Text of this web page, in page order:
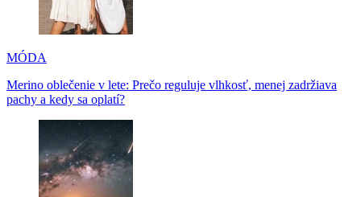
MÓDA
Merino oblečenie v lete: Prečo reguluje vlhkosť, menej zadržiava
pachy a kedy sa oplatí?